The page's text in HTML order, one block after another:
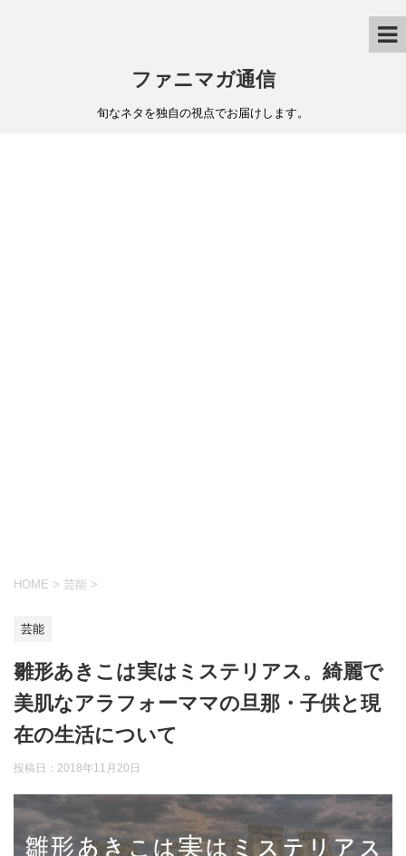
ファニマガ通信
旬なネタを独自の視点でお届けします。
HOME > 芸能 >
芸能
雛形あきこは実はミステリアス。綺麗で
美肌なアラフォーママの旦那・子供と現
在の生活について
投稿日： 2018年11月20日